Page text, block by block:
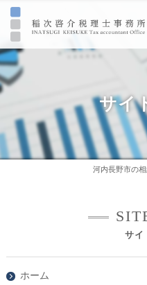
サイ
河内長野市の
サ
ホーム